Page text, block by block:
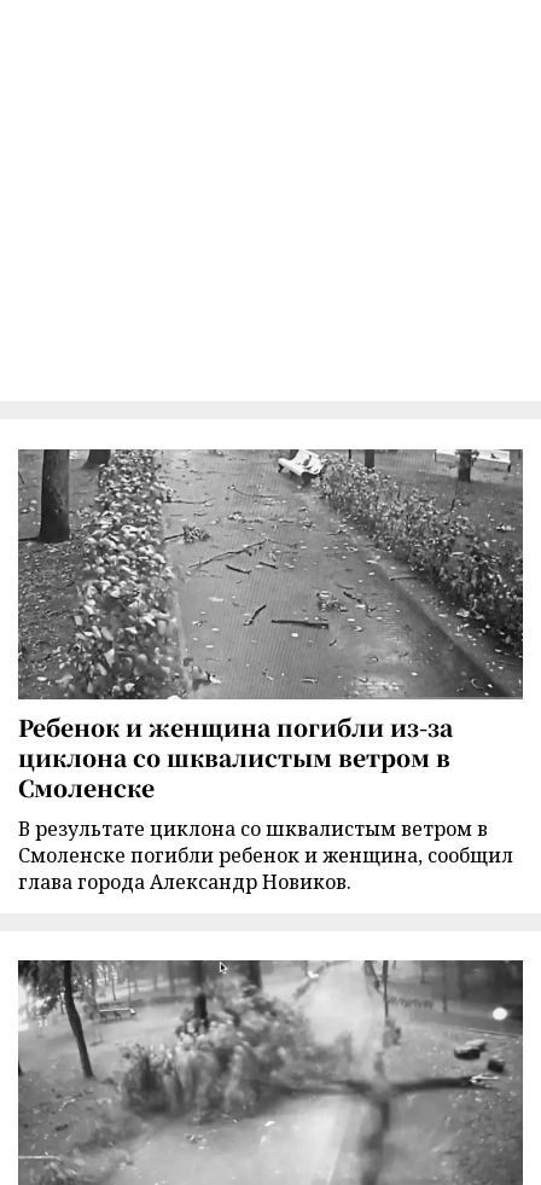
Ребенок и женщина погибли из-за
циклона со шквалистым ветром в
Смоленске
В результате циклона со шквалистым ветром в
Смоленске погибли ребенок и женщина, сообщил
глава города Александр Новиков.